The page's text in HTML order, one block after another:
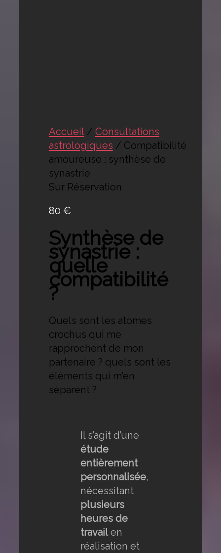
Accueil/ Consultations
astrologiques / Compatibilité
amoureuse : synthèse de
synastrie
Sur Réservation
80 €
Synthèse de
synastrie :
quelle
compatibilité
?
Quels sont les atomes
crochus qui me
rapprochent de mon
partenaire ? quels sont les
éléments qui m’en
séparent ?
Il s’agit d’une
étude
entièrement
personnalisée,
nécessitant
plusieurs
heures de
travailen
réalisation et